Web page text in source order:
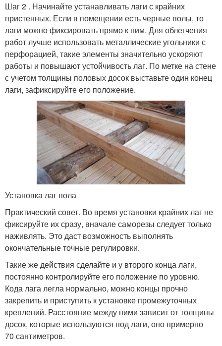
Шаг 2 . Начинайте устанавливать лаги с крайних
пристенных. Если в помещении есть черные полы, то
лаги можно фиксировать прямо к ним. Для облегчения
работ лучше использовать металлические угольники с
перфорацией, такие элементы значительно ускоряют
работы и повышают устойчивость лаг. По метке на стене
с учетом толщины половых досок выставьте один конец
лаги, зафиксируйте его положение.
Установка лаг пола
Практический совет. Во время установки крайних лаг не
фиксируйте их сразу, вначале саморезы следует только
наживлять. Это даст возможность выполнять
окончательные точные регулировки.
Такие же действия сделайте и у второго конца лаги,
постоянно контролируйте его положение по уровню.
Кода лага легла нормально, можно концы прочно
закрепить и приступить к установке промежуточных
креплений. Расстояние между ними зависит от толщины
досок, которые используются под лаги, оно примерно
70 сантиметров.